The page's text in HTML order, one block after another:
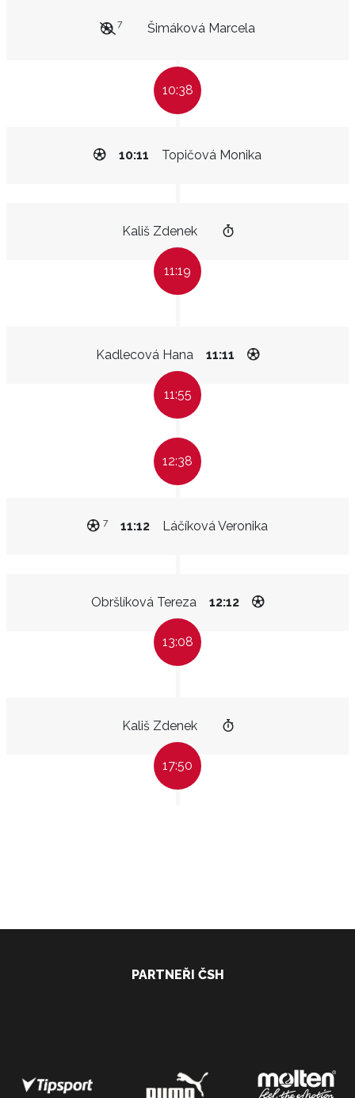
Šimáková Marcela
7
10:38
Topičová Monika
10:11
Kališ Zdenek
11:19
Kadlecová Hana 11:11
11:55
12:38
Láčíková Veronika
11:12
7
Obršlíková Tereza 12:12
13:08
Kališ Zdenek
17:50
PARTNEŘI ČSH